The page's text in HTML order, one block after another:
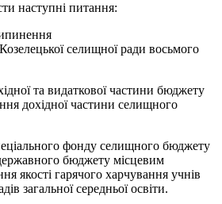
наступні питання:
селищної ради восьмого
та видаткової частини бюджету
дохідної частини селищного
фонду селищного бюджету
бюджету місцевим
якості гарячого харчування учнів
загальної середньої освіти.